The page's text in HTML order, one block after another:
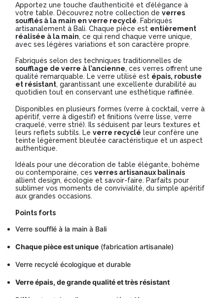
Modèle
BV023
Apportez une touche d’authenticité et d’élégance à
votre table. Découvrez notre collection deverres
soufflés à la main en verre recyclé. Fabriqués
artisanalement à Bali. Chaque pièce est entièrement
réalisée à la main, ce qui rend chaque verre unique,
avec ses légères variations et son caractère propre.
Fabriqués selon des techniques traditionnelles de
soufflage de verre à l’ancienne, ces verres offrent une
qualité remarquable. Le verre utilisé est épais, robuste
et résistant, garantissant une excellente durabilité au
quotidien tout en conservant une esthétique raffinée.
Disponibles en plusieurs formes (verre à cocktail, verre à
apéritif, verre à digestif) et finitions (verre lisse, verre
craquelé, verre strié). Ils séduisent par leurs textures et
leurs reflets subtils. Leverre recyclé leur confère une
teinte légèrement bleutée caractéristique et un aspect
authentique.
Idéals pour une décoration de table élégante, bohème
ou contemporaine, cesverres artisanaux balinais
allient design, écologie et savoir-faire. Parfaits pour
sublimer vos moments de convivialité, du simple apéritif
aux grandes occasions.
Points forts
Verre soufflé à la main à Bali
Chaque pièce est unique (fabrication artisanale)
Verre recyclé écologique et durable
Verre épais, de grande qualité et très résistant